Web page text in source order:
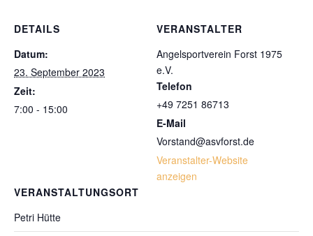
DETAILS
Datum:
23. September 2023
Zeit:
7:00 - 15:00
VERANSTALTUNGSORT
Petri Hütte
VERANSTALTER
Angelsportverein Forst 1975
e.V.
Telefon
+49 7251 86713
E-Mail
Vorstand@asvforst.de
Veranstalter-Website
anzeigen